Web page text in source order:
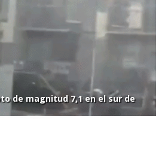
de magnitud 7,1 en el sur de